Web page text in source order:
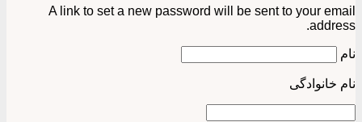
A link to set a new password will be sent to your email
address.
نام
نام خانوادگی